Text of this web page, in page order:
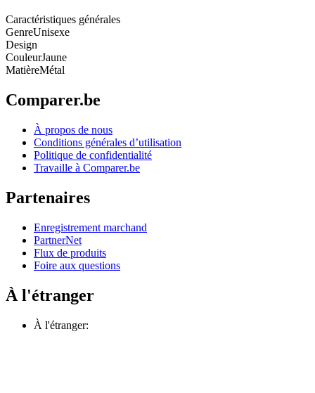
Caractéristiques générales
GenreUnisexe
Design
CouleurJaune
MatièreMétal
Comparer.be
À propos de nous
Conditions générales d’utilisation
Politique de confidentialité
Travaille à Comparer.be
Partenaires
Enregistrement marchand
PartnerNet
Flux de produits
Foire aux questions
À l'étranger
À l'étranger: